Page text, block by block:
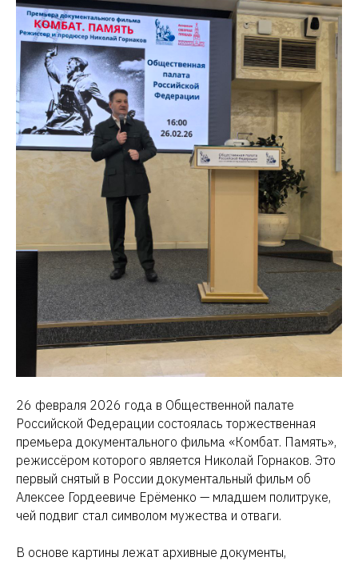
26 февраля 2026 года в Общественной палате
Российской Федерации состоялась торжественная
премьера документального фильма «Комбат. Память»,
режиссёром которого является Николай Горнаков. Это
первый снятый в России документальный фильм об
Алексее Гордеевиче Ерёменко — младшем политруке,
чей подвиг стал символом мужества и отваги.
В основе картины лежат архивные документы,